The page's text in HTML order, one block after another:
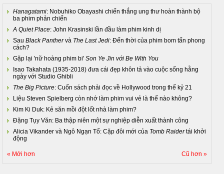
Hanagatami: Nobuhiko Obayashi chiến thắng ung thư hoàn thành bộ
ba phim phản chiến
A Quiet Place: John Krasinski lần đầu làm phim kinh dị
Sau Black Panthervà The Last Jedi: Đến thời của phim bom tấn phong
cách?
Gặp lại 'nữ hoàng phim bi' Son Ye Jin với Be With You
Isao Takahata (1935-2018) đưa cái đẹp khôn tả vào cuộc sống hằng
ngày với Studio Ghibli
The Big Picture: Cuốn sách phải đọc về Hollywood trong thế kỷ 21
Liệu Steven Spielberg còn nhớ làm phim vui vẻ là thế nào không?
Kim Ki Duk: Kẻ săn mồi đột lốt nhà làm phim?
Đặng Tụy Văn: Ba thập niên một sự nghiệp diễn xuất thành công
Alicia Vikander và Ngô Ngạn Tổ: Cặp đôi mới của Tomb Raidertái khởi
động
« Mới hơn Cũ hơn »